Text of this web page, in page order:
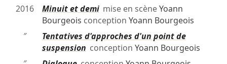
2016
Minuit et demimise en scèneYoann
Bourgeois conception Yoann Bourgeois
″
Tentatives d'approches d'un point de
suspension conception Yoann Bourgeois